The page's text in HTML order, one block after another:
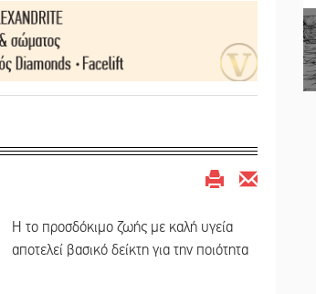
Η το προσδόκιμο ζωής με καλή υγεία
αποτελεί βασικό δείκτη για την ποιότητα